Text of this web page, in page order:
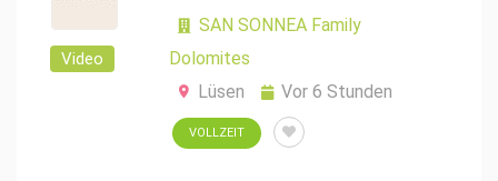
Video
SAN SONNEA Family
Dolomites
Lüsen
Vor 6 Stunden
VOLLZEIT